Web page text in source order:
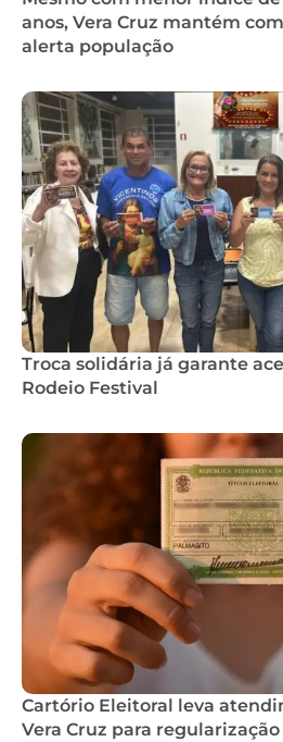
anos, Vera Cruz mantém
alerta população
Troca solidária já garante
Rodeio Festival
Cartório Eleitoral leva
Vera Cruz para